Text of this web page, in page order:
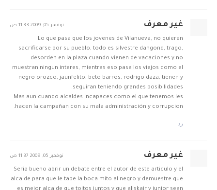
غير معرف نوفمبر 05, 2009 11:33 ص
Lo que pasa que los jovenes de Vilanueva, no quieren
sacrificarse por su pueblo, todo es silvestre dangond, trago,
desorden en la plaza cuando vienen de vacaciones y no
muestran ningun interes, mientras eso pasa los viejos como el
negro orozco, jaunfelito, beto barros, rodrigo daza, tienen y
seguiran teniendo grandes posibilidades.
Mas aun cuando alcaldes incapaces como el que tenemos les
hacen la campañan con su mala administración y corrupcion.
رد
غير معرف نوفمبر 05, 2009 11:37 ص
Seria bueno abrir un debate entre el autor de este articulo y el
alcalde para que le tape la boca mito al negro y demuestre que